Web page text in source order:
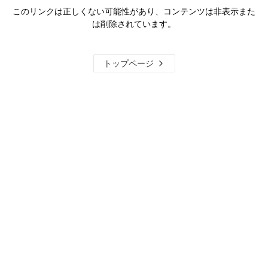
このリンクは正しくない可能性があり、コンテンツは非表示また
は削除されています。
トップページ